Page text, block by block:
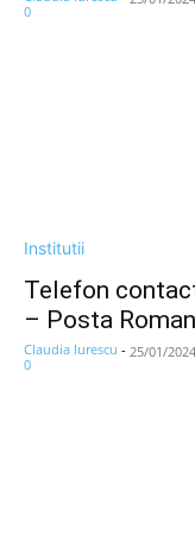
0
Institutii
Telefon
– Posta
Claudia Iurescu - 25/01/2024
0